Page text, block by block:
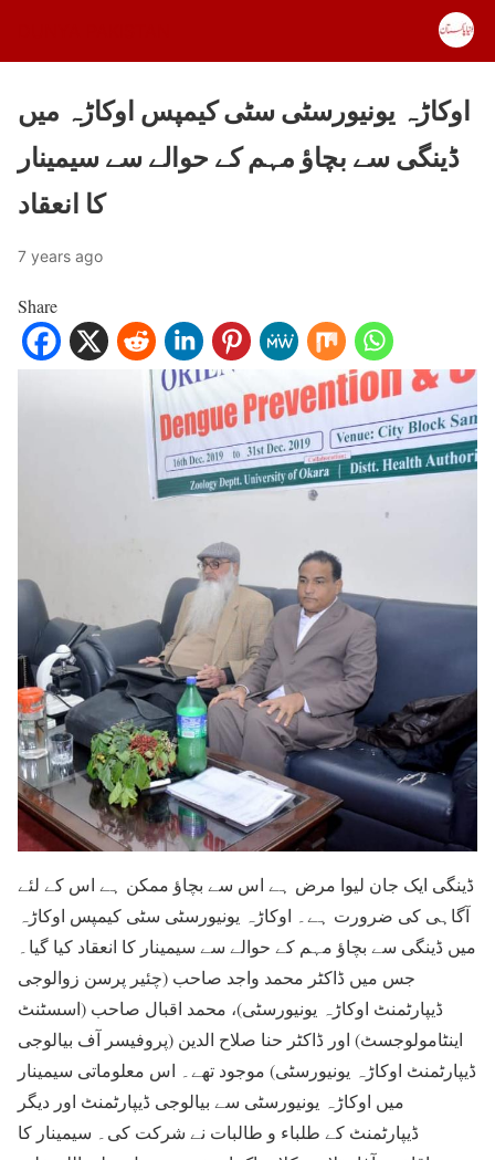
اوکاڑہ یونیورسٹی سٹی کیمپس اوکاڑہ میں
ڈینگی سے بچاؤ مہم کے حوالے سے سیمینار
کا انعقاد
7 years ago
Share
ڈینگی ایک جان لیوا مرض ہے اس سے بچاؤ ممکن ہے اس کے لئے
آگاہی کی ضرورت ہے۔ اوکاڑہ یونیورسٹی سٹی کیمپس اوکاڑہ
میں ڈینگی سے بچاؤ مہم کے حوالے سے سیمینار کا انعقاد کیا گیا۔
جس میں ڈاکٹر محمد واجد صاحب (چئیر پرسن زوالوجی
ڈیپارٹمنٹ اوکاڑہ یونیورسٹی)، محمد اقبال صاحب (اسسٹنٹ
اینٹامولوجسٹ) اور ڈاکٹر حنا صلاح الدین (پروفیسر آف بیالوجی
ڈیپارٹمنٹ اوکاڑہ یونیورسٹی) موجود تھے۔ اس معلوماتی سیمینار
میں اوکاڑہ یونیورسٹی سے بیالوجی ڈیپارٹمنٹ اور دیگر
ڈیپارٹمنٹ کے طلباء و طالبات نے شرکت کی۔ سیمینار کا